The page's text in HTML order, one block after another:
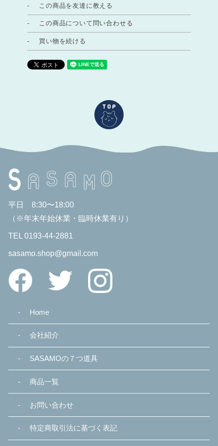
この商品を友達に教える
この商品について問い合わせる
買い物を続ける
平日 8:30〜18:00
（※年末年始休業・臨時休業有り）
TEL 0193-44-2881
sasamo.shop@gmail.com
Home
会社紹介
SASAMOの７つ道具
商品一覧
お問い合わせ
特定商取引法に基づく表記